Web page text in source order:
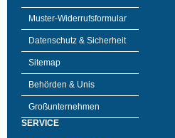
Muster-Widerrufsformular
Datenschutz & Sicherheit
Sitemap
Behörden & Unis
Großunternehmen
SERVICE